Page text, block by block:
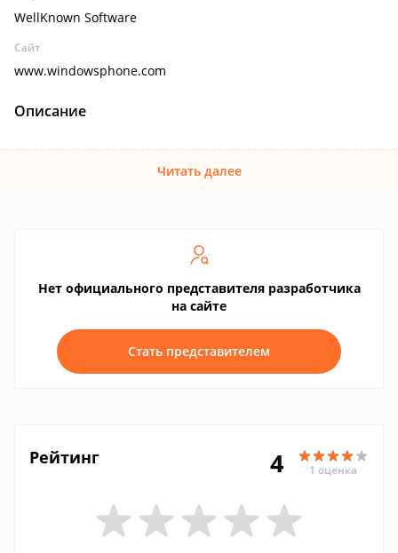
WellKnown Software
Сайт
www.windowsphone.com
Описание
Читать далее
Нет официального представителя разработчика
на сайте
Стать представителем
Рейтинг 4 1 оценка